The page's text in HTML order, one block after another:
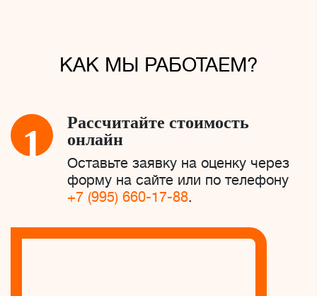
КАК МЫ РАБОТАЕМ?
1
Рассчитайте стоимость
онлайн
Оставьте заявку на оценку через
форму на сайте или по телефону
+7 (995) 660-17-88.